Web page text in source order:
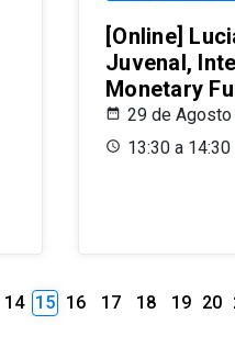
[Online]
Juvenal,
Monetary
29 de Agosto
13:30 a 14:30
14 15 16 17 18 19 20